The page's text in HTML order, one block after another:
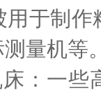
于制
量机等
一些